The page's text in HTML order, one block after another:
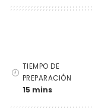
TIEMPO DE
PREPARACIÓN
15 mins